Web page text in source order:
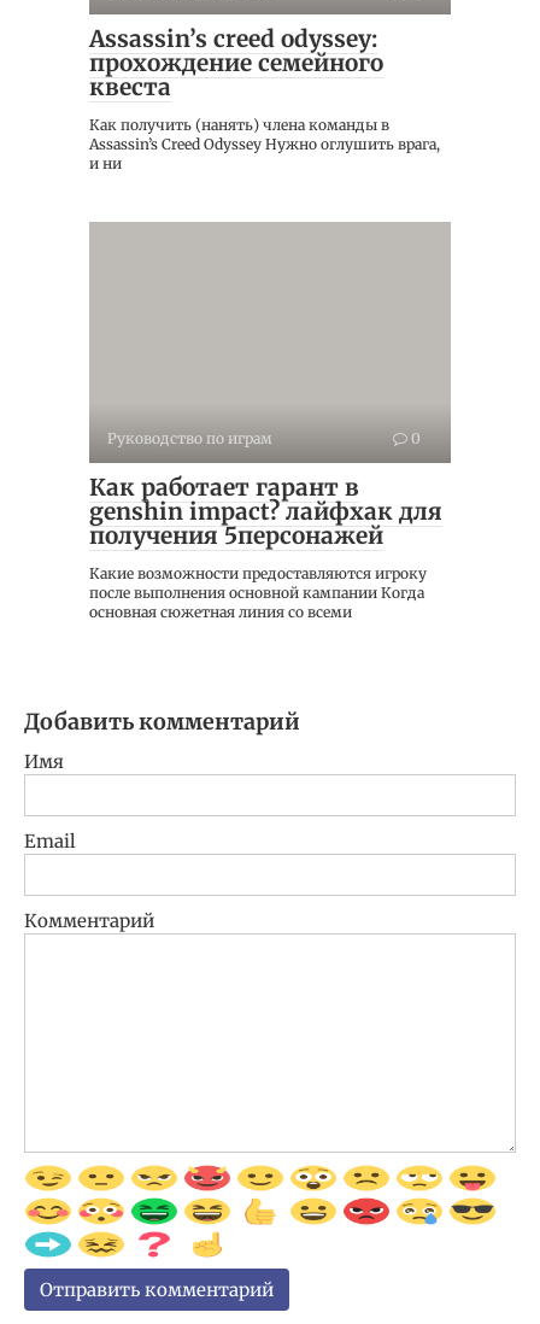
Assassin’s creed odyssey:
прохождение семейного
квеста
Как получить (нанять) члена команды в
Assassin’s Creed Odyssey Нужно оглушить врага,
и ни
Руководство по играм 0
Как работает гарант в
genshin impact? лайфхак для
получения 5️персонажей
Какие возможности предоставляются игроку
после выполнения основной кампании Когда
основная сюжетная линия со всеми
Добавить комментарий
Имя
Email
Комментарий